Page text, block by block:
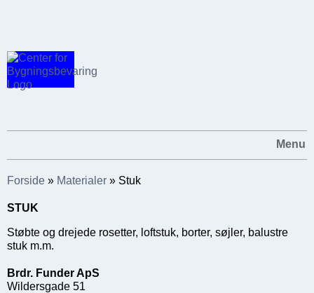
Menu
Forside » Materialer » Stuk
STUK
Støbte og drejede rosetter, loftstuk, borter, søjler, balustre
stuk m.m.
Brdr. Funder ApS
Wildersgade 51